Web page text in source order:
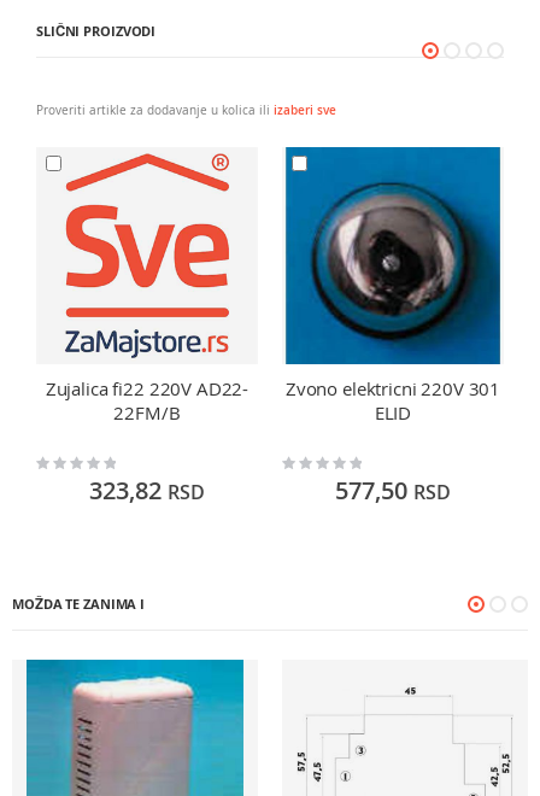
SLIČNI PROIZVODI
Proveriti artikle za dodavanje u kolica ili izaberi sve
Zujalica fi22 220V AD22-
22FM/B
Rating:
323,82 RSD
Zvono elektricni 220V 301
ELID
Rating:
577,50 RSD
MOŽDA TE ZANIMA I